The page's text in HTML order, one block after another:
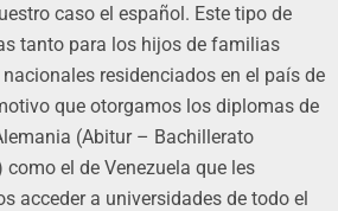
caso el español. Este tipo de
tanto para los hijos de familias
residenciados en el país de
que otorgamos los diplomas de
(Abitur – Bachillerato
el de Venezuela que les
acceder a universidades de todo el